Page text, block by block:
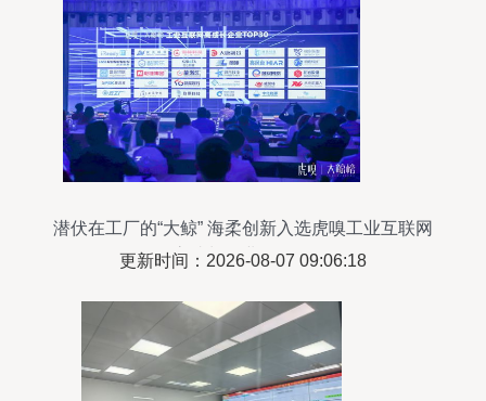
潜伏在工厂的“大鲸” 海柔创新入选虎嗅工业互联网
高成长企业TOP30
更新时间：2026-08-07 09:06:18